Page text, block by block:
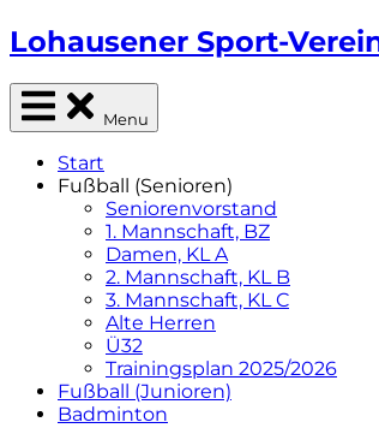
Skip
to
content
Lohausener Sport-
Sportverein aus Düsseldorf-Lohausen
Menu
Start
Fußball (Senioren)
Seniorenvorstand
1. Mannschaft, BZ
Damen, KL A
2. Mannschaft, KL B
3. Mannschaft, KL C
Alte Herren
Ü32
Trainingsplan 2025/2026
Fußball (Junioren)
Badminton